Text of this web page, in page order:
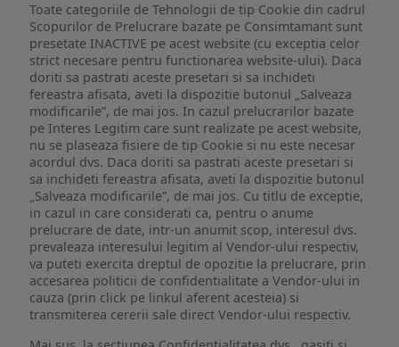
Toate categoriile de Tehnologii de tip Cookie din cadrul
Scopurilor de Prelucrare bazate pe Consimtamant sunt
presetate INACTIVE pe acest website (cu exceptia celor
strict necesare pentru functionarea website-ului). Daca
doriti sa pastrati aceste presetari si sa inchideti
fereastra afisata, aveti la dispozitie butonul „Salveaza
modificarile”, de mai jos. In cazul prelucrarilor bazate
pe Interes Legitim care sunt realizate pe acest website,
nu se plaseaza fisiere de tip Cookie si nu este necesar
acordul dvs. Daca doriti sa pastrati aceste presetari si
sa inchideti fereastra afisata, aveti la dispozitie butonul
„Salveaza modificarile”, de mai jos. Cu titlu de exceptie,
in cazul in care considerati ca, pentru o anume
prelucrare de date, intr-un anumit scop, interesul dvs.
prevaleaza interesului legitim al Vendor-ului respectiv,
va puteti exercita dreptul de opozitie la prelucrare, prin
accesarea politicii de confidentialitate a Vendor-ului in
cauza (prin click pe linkul aferent acesteia) si
transmiterea cererii sale direct Vendor-ului respectiv.